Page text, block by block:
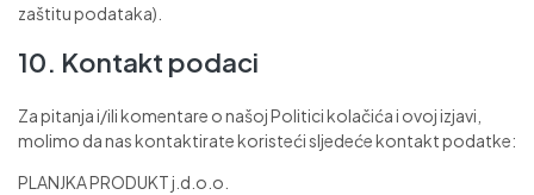
zaštitu podataka).
10. Kontakt podaci
Za pitanja i/ili komentare o našoj Politici kolačića i ovoj izjavi,
molimo da nas kontaktirate koristeći sljedeće kontakt podatke:
PLANJKA PRODUKT j.d.o.o.